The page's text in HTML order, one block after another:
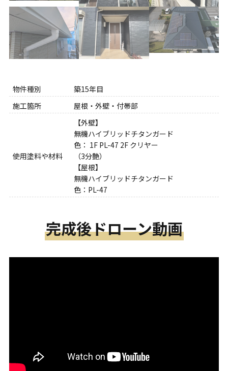
物件種別
築15年目
施工箇所
屋根・外壁・付帯部
使用塗料や材料
【外壁】
無機ハイブリッドチタンガード
色： 1F PL-47 2F クリヤー
（3分艶）
【屋根】
無機ハイブリッドチタンガード
色：PL-47
完成後ドローン動画